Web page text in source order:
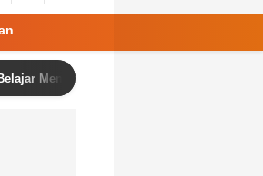
Manusia di Ruang Digital